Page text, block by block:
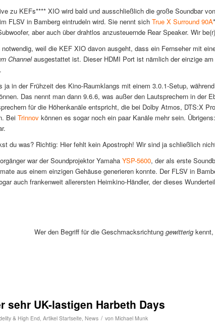
zu KEFs**** XIO wird bald und ausschließlich die große Soundbar von
FLSV in Bamberg eintrudeln wird. Sie nennt sich True X Surround 90A
aber auch über drahtlos anzusteuernde Rear Speaker. Wir
weil die KEF XIO davon ausgeht, dass ein Fernseher mit
Channelausgestattet ist. Dieser HDMI Port ist nämlich der einzige
ja in der Frühzeit des Kino-Raumklangs mit einem 3.0.1-Setup,
Das nennt man dann 9.6.6, was außer den Lautsprechern in der
für die Höhenkanäle entspricht, die bei Dolby Atmos, DTS:X
Bei Trinnov können es sogar noch ein paar Kanäle mehr sein.
du was? Richtig: Hier fehlt kein Apostroph! Wir sind ja schließlich
war der Soundprojektor Yamaha YSP-5600, der als erste
aus einem einzigen Gehäuse generieren konnte. Der FLSV in
auch frankenweit allerersten Heimkino-Händler, der dieses
Wer den Begriff für die Geschmacksrichtung gewitterig kennt,
sehr UK-lastigen Harbeth Days
& High End, Artikel Startseite, News / von Michael Munk